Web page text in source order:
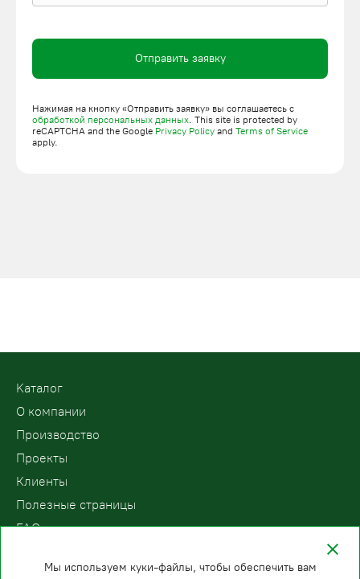
Отправить заявку
Нажимая на кнопку «Отправить заявку» вы соглашаетесь с
обработкой персональных данных. This site is protected by
reCAPTCHA and the Google Privacy Policy and Terms of Service
apply.
Kаталог
О компании
Производство
Проекты
Клиенты
Полезные страницы
FAQ
Мы используем куки-файлы, чтобы обеспечить вам